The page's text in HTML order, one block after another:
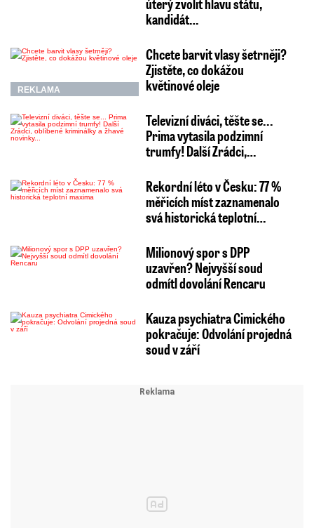
úterý zvolit hlavu státu,
kandidát…
REKLAMA
Chcete barvit vlasy šetrněji?
Zjistěte, co dokážou
květinové oleje
Televizní diváci, těšte se...
Prima vytasila podzimní
trumfy! Další Zrádci,…
Rekordní léto v Česku: 77 %
měřicích míst zaznamenalo
svá historická teplotní…
Milionový spor s DPP
uzavřen? Nejvyšší soud
odmítl dovolání Rencaru
Kauza psychiatra Cimického
pokračuje: Odvolání projedná
soud v září